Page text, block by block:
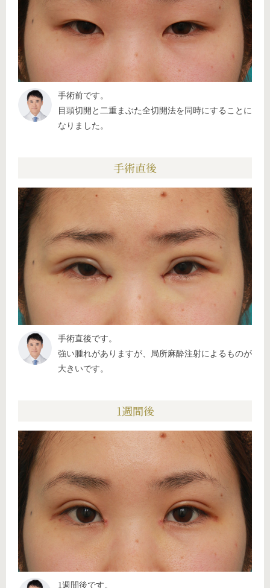
手術前です。
目頭切開と二重まぶた全切開法を同時にすることに
なりました。
手術直後
手術直後です。
強い腫れがありますが、局所麻酔注射によるものが
大きいです。
1週間後
1週間後です。